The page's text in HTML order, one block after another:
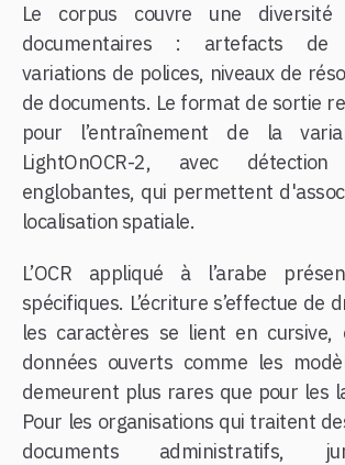
Le corpus couvre une diversité
documentaires : artefacts de
variations de polices, niveaux de
de documents. Le format de sortie
pour l’entraînement de la
LightOnOCR-2, avec
englobantes, qui permettent
localisation spatiale.
L’OCR appliqué à l’arabe
spécifiques. L’écriture s’effectue de
les caractères se lient en
données ouverts comme les
demeurent plus rares que pour les
Pour les organisations qui traitent
documents administratifs,